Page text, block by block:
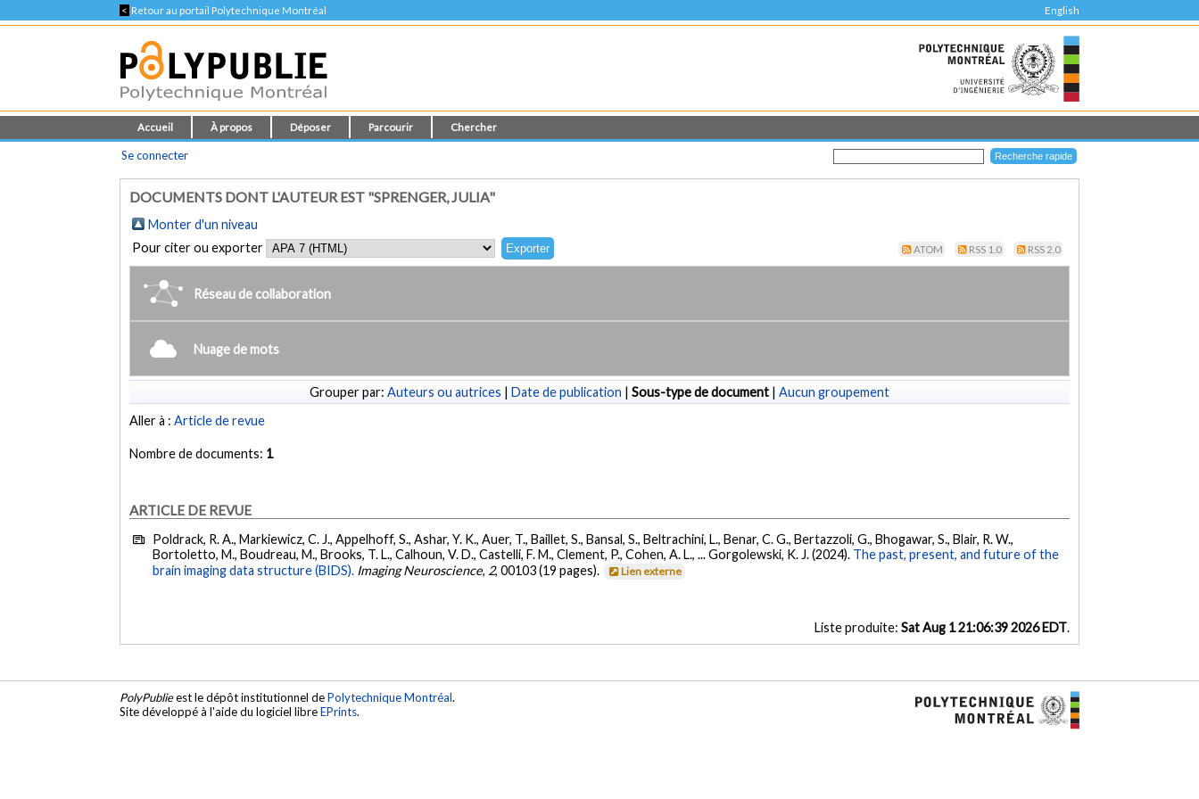
< Retour au portail Polytechnique Montréal English
Accueil À propos Déposer Parcourir Chercher
Se connecter
DOCUMENTS DONT L'AUTEUR EST "SPRENGER, JULIA"
Monter d'un niveau
Pour citer ou exporter
ATOM RSS 1.0 RSS 2.0
Réseau de collaboration
Nuage de mots
Grouper par: Auteurs ou autrices | Date de publication | Sous-type de document | Aucun groupement
Aller à :Article de revue
Nombre de documents: 1
ARTICLE DE REVUE
Poldrack, R. A., Markiewicz, C. J., Appelhoff, S., Ashar, Y. K., Auer, T., Baillet, S., Bansal, S., Beltrachini, L., Benar, C. G., Bertazzoli, G., Bhogawar, S., Blair, R. W.,
Bortoletto, M., Boudreau, M., Brooks, T. L., Calhoun, V. D., Castelli, F. M., Clement, P., Cohen, A. L., ... Gorgolewski, K. J. (2024). The past, present, and future of the
brain imaging data structure (BIDS). Imaging Neuroscience, 2, 00103 (19 pages). Lien externe
Liste produite: Sat Aug 1 21:06:39 2026 EDT.
PolyPublieest le dépôt institutionnel dePolytechnique Montréal.
Site développé à l'aide du logiciel libreEPrints.